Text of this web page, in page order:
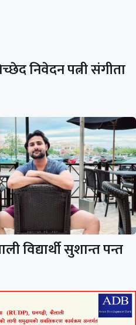
निवेदन पत्नी संगीता
विद्यार्थी सुशान्त पन्त